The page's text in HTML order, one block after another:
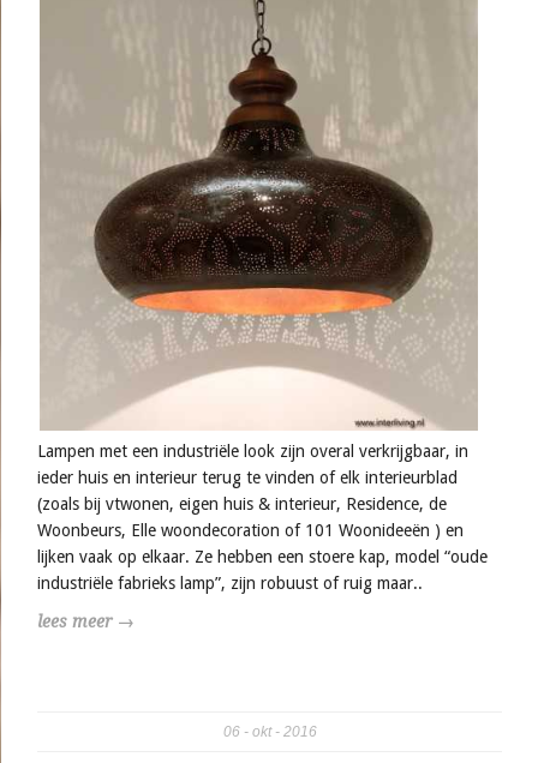
Lampen met een industriële look zijn overal verkrijgbaar, in
ieder huis en interieur terug te vinden of elk interieurblad
(zoals bij vtwonen, eigen huis & interieur, Residence, de
Woonbeurs, Elle woondecoration of 101 Woonideeën ) en
lijken vaak op elkaar. Ze hebben een stoere kap, model “oude
industriële fabrieks lamp”, zijn robuust of ruig maar..
lees meer →
06 okt 2016